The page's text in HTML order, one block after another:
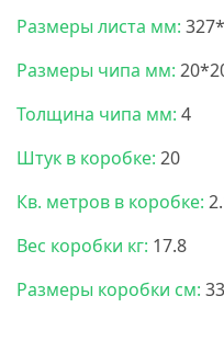
Размеры листа мм:
Размеры чипа мм:
Толщина чипа мм: 4
Штук в коробке: 20
Кв. метров в коробке:
Вес коробки кг: 17.8
Размеры коробки см: